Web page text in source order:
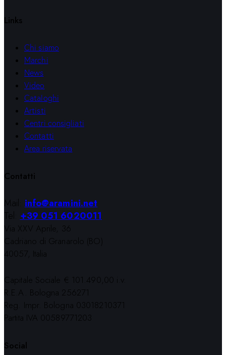
Links
Chi siamo
Marchi
News
Video
Cataloghi
Artisti
Centri consigliati
Contatti
Area riservata
Contatti
Mail:info@aramini.net
Tel:+39 051 6020011
Via XXV Aprile, 36
Cadriano di Granarolo (BO)
40057, Italia
Capitale Sociale € 101.490,00 i.v.
R.E.A. Bologna 256271
Reg. Impr. Bologna 03018210371
Partita IVA 00589771203
Social